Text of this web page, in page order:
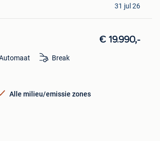
31 jul 26
€ 19.990,-
Break
Alle milieu/emissie zones